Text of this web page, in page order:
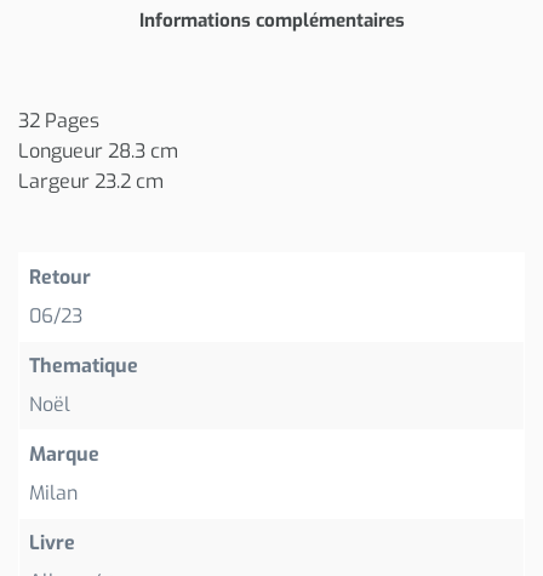
Informations complémentaires
32 Pages
Longueur 28.3 cm
Largeur 23.2 cm
Retour
06/23
Thematique
Noël
Marque
Milan
Livre